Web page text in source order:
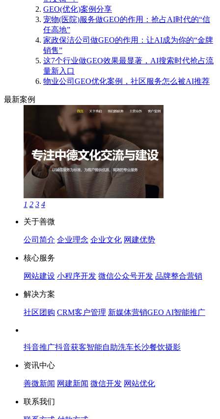
GEO(优化)案例分享
宠物(医院)服务做GEO的作用：抢占AI时代的“信
任高地”
家政保洁公司做GEO的作用：让AI成为你的“金牌
销售”
这7个行业做GEO效果最显著，AI搜索时代抢占流
量新入口
物业公司GEO优化案例，社区服务怎么被AI推荐
最新案例
1 2 3 4
关于善微
公司简介 企业理念 企业文化 网建优势
核心服务
网站建设 小程序开发 微信公众号开发 品牌整合营销
解决方案
社区团购 CRM客户管理 新媒体营销GEO AI智能推广
抖音推广抖音获客智能自助洗车长沙餐饮摄影
资讯中心
善微新闻 网建新闻 微信开发 网站优化
联系我们